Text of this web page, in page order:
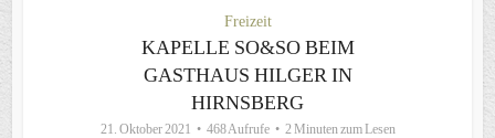
Freizeit
KAPELLE SO&SO BEIM
GASTHAUS HILGER IN
HIRNSBERG
21. Oktober 2021 468 Aufrufe 2 Minuten zum Lesen